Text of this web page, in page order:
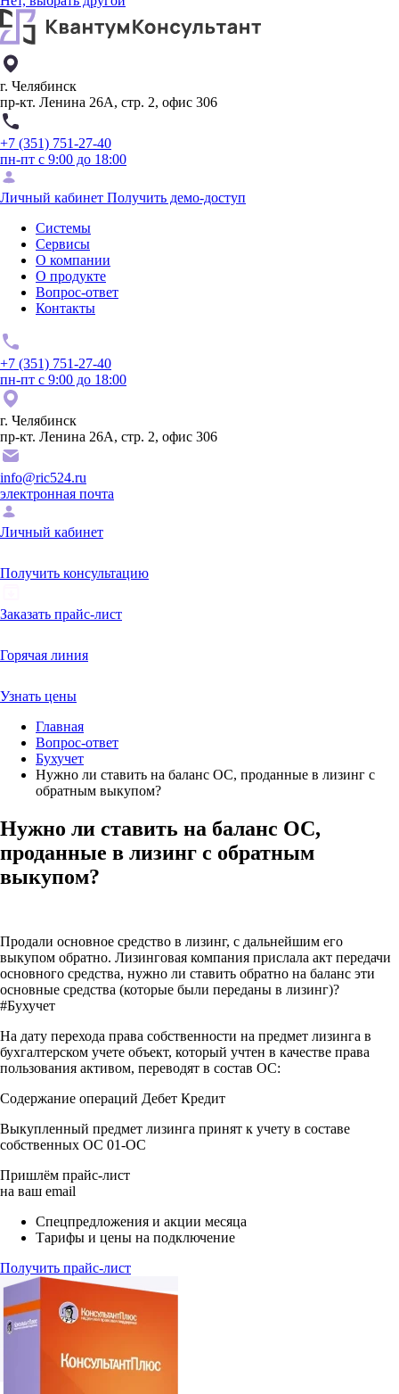
г. Челябинск
пр-кт. Ленина 26А, стр. 2, офис 306
+7 (351) 751-27-40
пн-пт с 9:00 до 18:00
Личный кабинет Получить демо-доступ
Системы
Сервисы
О компании
О продукте
Вопрос-ответ
Контакты
+7 (351) 751-27-40
пн-пт с 9:00 до 18:00
г. Челябинск
пр-кт. Ленина 26А, стр. 2, офис 306
info@ric524.ru
электронная почта
Личный кабинет
Получить консультацию
Заказать прайс-лист
Горячая линия
Узнать цены
Главная
Вопрос-ответ
Бухучет
Нужно ли ставить на баланс ОС, проданные в лизинг с
обратным выкупом?
Нужно ли ставить на баланс ОС,
проданные в лизинг с обратным
выкупом?
Продали основное средство в лизинг, с дальнейшим его
выкупом обратно. Лизинговая компания прислала акт передачи
основного средства, нужно ли ставить обратно на баланс эти
основные средства (которые были переданы в лизинг)?
#Бухучет
На дату перехода права собственности на предмет лизинга в
бухгалтерском учете объект, который учтен в качестве права
пользования активом, переводят в состав ОС:
Содержание операций Дебет Кредит
Выкупленный предмет лизинга принят к учету в составе
собственных ОС 01-ОС
Пришлём прайс-лист
на ваш email
Спецпредложения и акции месяца
Тарифы и цены на подключение
Получить прайс-лист